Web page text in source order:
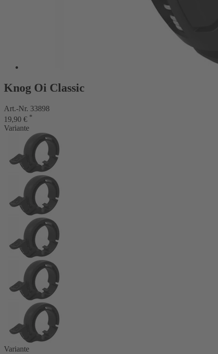
Knog Oi Classic
Art.-Nr. 33898
19,90 € *
Variante
Variante